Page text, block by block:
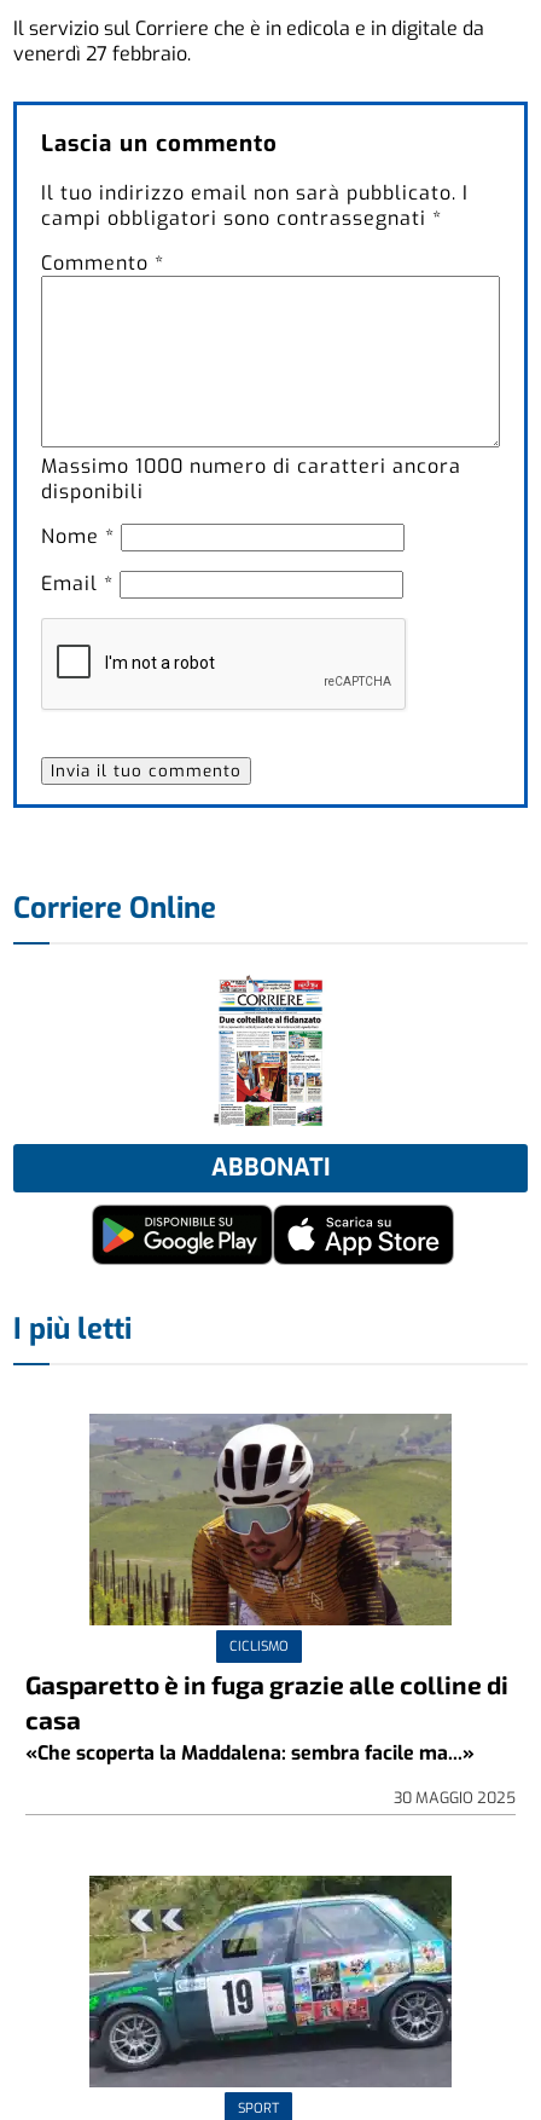
Il servizio sul Corriere che è in edicola e in digitale da
venerdì 27 febbraio.
Lascia un commento
Il tuo indirizzo email non sarà pubblicato. I
campi obbligatori sono contrassegnati *
Commento *
Massimo1000 numero di caratteri ancora
disponibili
Nome *
Email *
Corriere Online
ABBONATI
I più letti
CICLISMO
Gasparetto è in fuga grazie alle colline di
casa
«Che scoperta la Maddalena: sembra facile ma...»
30 MAGGIO 2025
SPORT